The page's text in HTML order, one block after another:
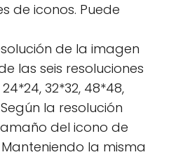
de iconos. Puede
de la imagen
las seis resoluciones
32*32, 48*48,
la resolución
del icono de
la misma